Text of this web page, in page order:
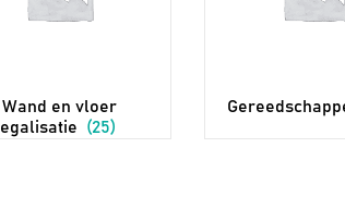
Wand en vloer
egalisatie
(25)